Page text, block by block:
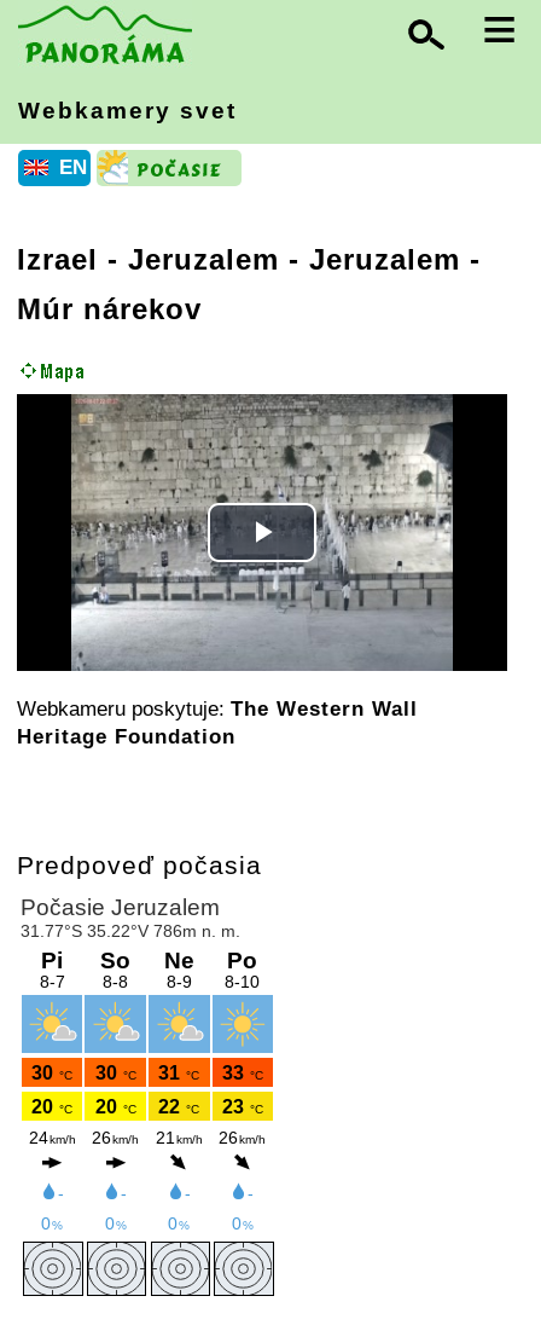
≡
Webkamery svet
EN
Izrael - Jeruzalem - Jeruzalem -
Múr nárekov
Play
Video
Webkameru poskytuje: The Western Wall
Heritage Foundation
Predpoveď počasia